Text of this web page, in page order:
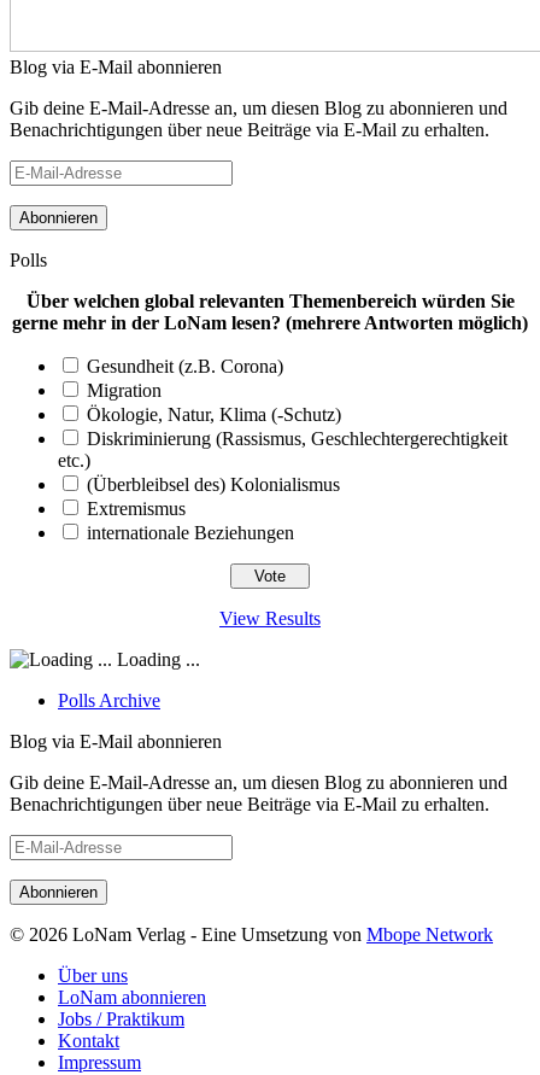
Blog via E-Mail abonnieren
Gib deine E-Mail-Adresse an, um diesen Blog zu abonnieren und
Benachrichtigungen über neue Beiträge via E-Mail zu erhalten.
E-
Adresse
Polls
Über welchen global relevanten Themenbereich würden Sie
gerne mehr in der LoNam lesen? (mehrere Antworten möglich)
Gesundheit (z.B. Corona)
Migration
Ökologie, Natur, Klima (-Schutz)
Diskriminierung (Rassismus, Geschlechtergerechtigkeit
etc.)
(Überbleibsel des) Kolonialismus
Extremismus
internationale Beziehungen
View Results
Loading ...
Polls Archive
Blog via E-Mail abonnieren
Gib deine E-Mail-Adresse an, um diesen Blog zu abonnieren und
Benachrichtigungen über neue Beiträge via E-Mail zu erhalten.
E-
Adresse
© 2026 LoNam Verlag - Eine Umsetzung von Mbope Network
Über uns
LoNam abonnieren
Jobs / Praktikum
Kontakt
Impressum